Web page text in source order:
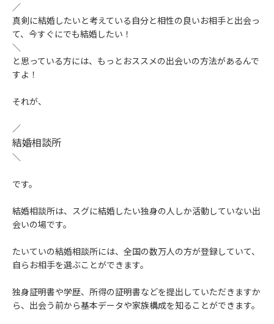
／
真剣に結婚したいと考えている自分と相性の良いお相手と出会っ
て、今すぐにでも結婚したい！
＼
と思っている方には、もっとおススメの出会いの方法があるんで
すよ！
それが、
／
結婚相談所
＼
です。
結婚相談所は、スグに結婚したい独身の人しか活動していない出
会いの場です。
たいていの結婚相談所には、全国の数万人の方が登録していて、
自らお相手を選ぶことができます。
独身証明書や学歴、所得の証明書などを提出していただきますか
ら、出会う前から基本データや家族構成を知ることができます。